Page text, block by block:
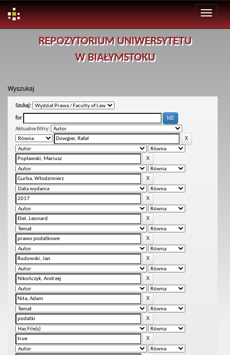
REPOZYTORIUM UNIWERSYTETU
W BIAŁYMSTOKU
Wyszukaj
Szukaj:
for
Aktualne filtry: